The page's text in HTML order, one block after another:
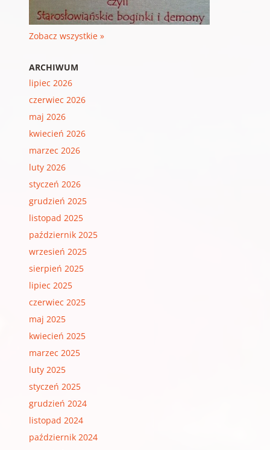
Zobacz wszystkie »
ARCHIWUM
lipiec 2026
czerwiec 2026
maj 2026
kwiecień 2026
marzec 2026
luty 2026
styczeń 2026
grudzień 2025
listopad 2025
październik 2025
wrzesień 2025
sierpień 2025
lipiec 2025
czerwiec 2025
maj 2025
kwiecień 2025
marzec 2025
luty 2025
styczeń 2025
grudzień 2024
listopad 2024
październik 2024